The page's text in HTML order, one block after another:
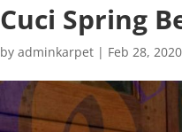
Cuci Spring
byadminkarpet | Feb 28, 2020